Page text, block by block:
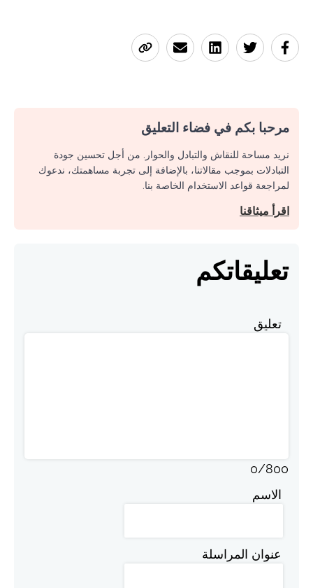
مرحبا بكم في فضاء التعليق
نريد مساحة للنقاش والتبادل والحوار. من أجل تحسين جودة
التبادلات بموجب مقالاتنا، بالإضافة إلى تجربة مساهمتك، ندعوك
لمراجعة قواعد الاستخدام الخاصة بنا.
اقرأ ميثاقنا
تعليقاتكم
تعليق
0/800
الاسم
عنوان المراسلة